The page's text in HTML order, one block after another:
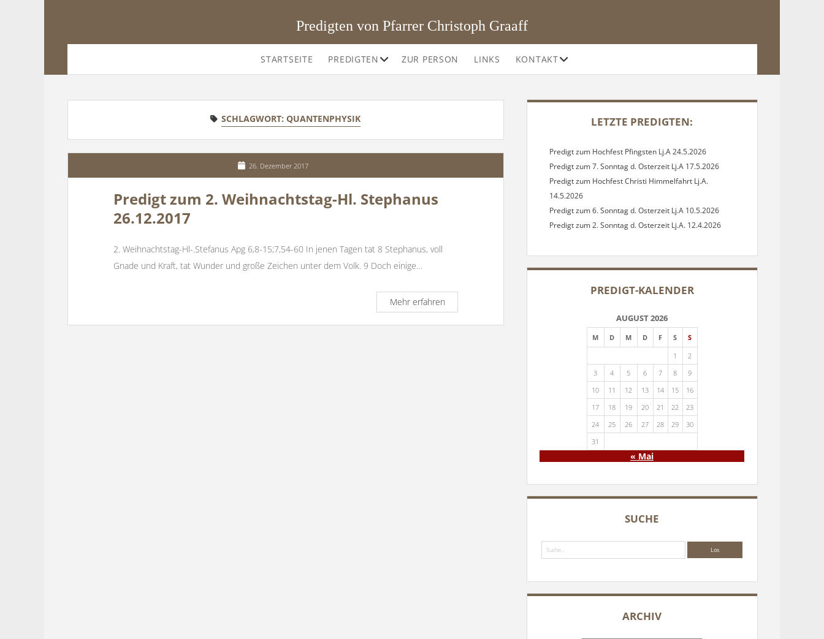
Predigten von Pfarrer Christoph Graaff
STARTSEITE PREDIGTEN OffeneZUR PERSON LINKS KONTAKTOffene
SCHLAGWORT:QUANTENPHYSIK
26. Dezember 2017
Predigt zum 2. Weihnachtstag-Hl. Stephanus
26.12.2017
2. Weihnachtstag-Hl-.Stefanus Apg 6,8-15;7,54-60 In jenen Tagen tat 8 Stephanus, voll
Gnade und Kraft, tat Wunder und große Zeichen unter dem Volk. 9 Doch einige…
Mehr erfahrenPredigt
zum
2.
SIDEBAR
LETZTE PREDIGTEN:
Predigt zum Hochfest Pfingsten Lj.A 24.5.2026
Predigt zum 7. Sonntag d. Osterzeit Lj.A 17.5.2026
Predigt zum Hochfest Christi Himmelfahrt Lj.A.
14.5.2026
Predigt zum 6. Sonntag d. Osterzeit Lj.A 10.5.2026
Predigt zum 2. Sonntag d. Osterzeit Lj.A. 12.4.2026
PREDIGT-KALENDER
AUGUST 2026
M D M D F S
S
1
2
3
4 5 6 7 8
9
10
11 12 13 14 15
16
17
18 19 20 21 22
23
24
25 26 27 28 29
30
31
« Mai
SUCHE
ARCHIV